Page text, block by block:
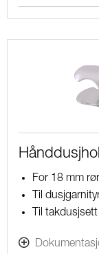
For 18 mm rør
Til
Til